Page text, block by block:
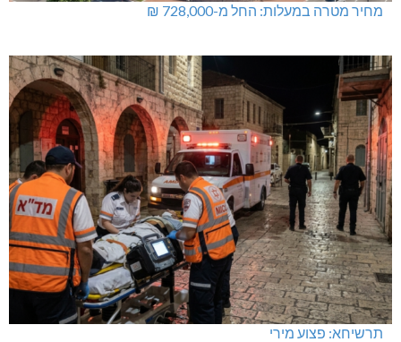
מחיר מטרה במעלות: החל מ-728,000 ₪
תרשיחא: פצוע מירי